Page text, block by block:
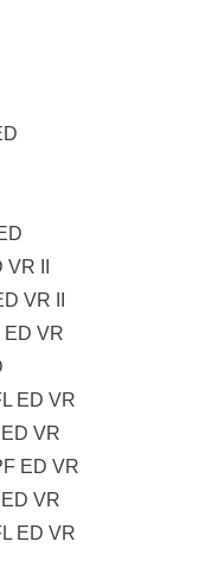
II
VR II
ED VR
ED VR
VR
ED VR
VR
ED VR